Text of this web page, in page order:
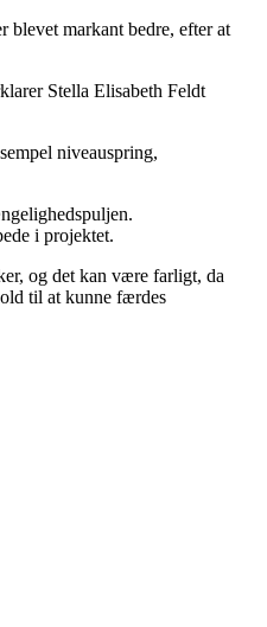
blevet markant bedre, efter at
Stella Elisabeth Feldt
niveauspring,
i projektet.
og det kan være farligt, da
til at kunne færdes